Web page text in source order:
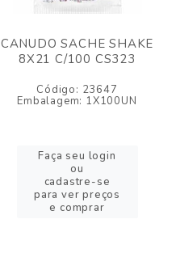
CANUDO SACHE SHAKE
8X21 C/100 CS323
Código: 23647
Embalagem: 1X100UN
Faça seu login
ou
cadastre-se
para ver preços
e comprar